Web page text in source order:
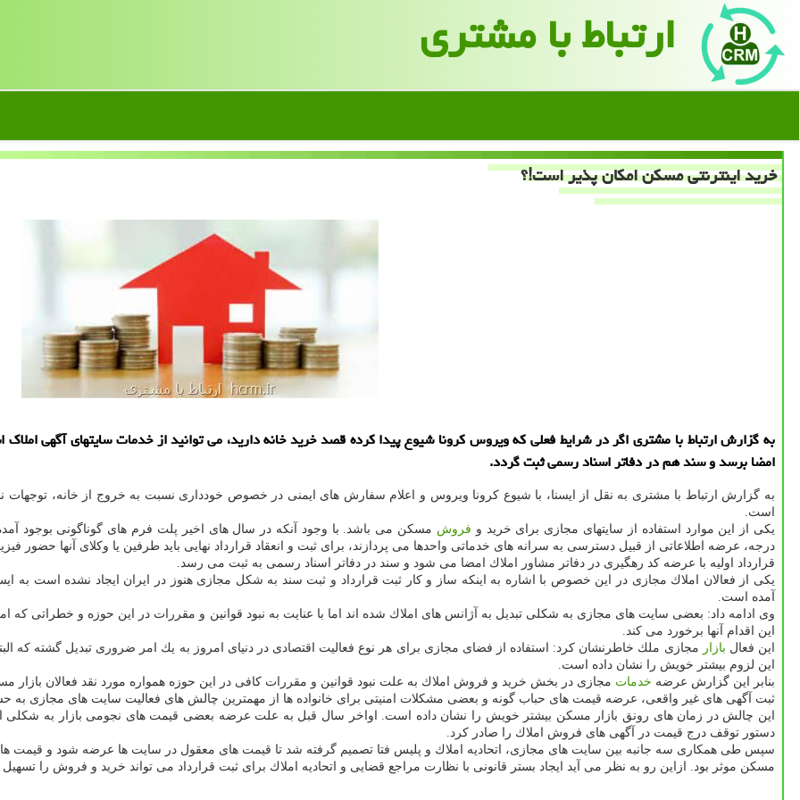
ارتباط با مشتری
خرید اینترنتی مسكن امكان پذیر است!؟
به گزارش ارتباط با مشتری اگر در شرایط فعلی كه ویروس كرونا شیوع پیدا كرده قصد خرید خانه دارید، می توانید از خدمات سایتهای آگهی املاك
امضا برسد و سند هم در دفاتر اسناد رسمی ثبت گردد.
به گزارش ارتباط با مشتری به نقل از ایسنا، با شیوع كرونا ویروس و اعلام سفارش های ایمنی در خصوص خودداری نسبت به خروج از خانه، توجهات
است.
یكی از این موارد استفاده از سایتهای مجازی برای خرید و فروش
درجه، عرضه اطلاعاتی از قبیل دسترسی به سرانه های خدماتی واحدها می پردازند، برای ثبت و انعقاد قرارداد نهایی باید طرفین یا وكلای آنها حضور
قرارداد اولیه با عرضه كد رهگیری در دفاتر مشاور املاك امضا می شود و سند در دفاتر اسناد رسمی به ثبت می رسد.
یكی از فعالان املاك مجازی در این خصوص با اشاره به اینكه ساز و كار ثبت قرارداد و ثبت سند به شكل مجازی هنوز در ایران ایجاد نشده است
آمده است.
وی ادامه داد: بعضی سایت های مجازی به شكلی تبدیل به آژانس های املاك شده اند اما با عنایت به نبود قوانین و مقررات در این حوزه و خطراتی كه
این اقدام آنها برخورد می كند.
این فعال بازار مجازی ملك خاطرنشان كرد: استفاده از فضای مجازی برای هر نوع فعالیت اقتصادی در دنیای امروز به یك امر ضروری تبدیل گشته كه
این لزوم بیشتر خویش را نشان داده است.
بنابر این گزارش عرضه خدمات مجازی در بخش خرید و فروش املاك به علت نبود قوانین و مقررات كافی در این حوزه همواره مورد نقد فعالان بازار
ثبت آگهی های غیر واقعی، عرضه قیمت های حباب گونه و بعضی مشكلات امنیتی برای خانواده ها از مهمترین چالش های فعالیت سایت های مجازی به
دستور توقف درج قیمت در آگهی های فروش املاك را صادر كرد.
سپس طی همكاری سه جانبه بین سایت های مجازی، اتحادیه املاك و پلیس فتا تصمیم گرفته شد تا قیمت های معقول در سایت ها عرضه شود و قیمت های
مسكن موثر بود. ازاین رو به نظر می آید ایجاد بستر قانونی با نظارت مراجع قضایی و اتحادیه املاك برای ثبت قرارداد می تواند خرید و فروش را تسهیل